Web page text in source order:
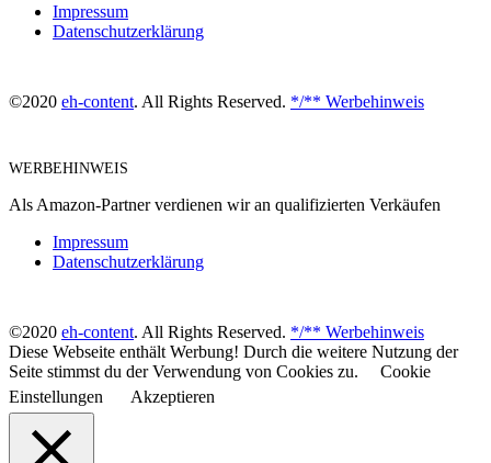
Impressum
Datenschutzerklärung
©2020 eh-content. All Rights Reserved. */** Werbehinweis
WERBEHINWEIS
Als Amazon-Partner verdienen wir an qualifizierten Verkäufen
Impressum
Datenschutzerklärung
©2020 eh-content. All Rights Reserved. */** Werbehinweis
Diese Webseite enthält Werbung! Durch die weitere Nutzung der
Seite stimmst du der Verwendung von Cookies zu.
Cookie
Einstellungen
Akzeptieren